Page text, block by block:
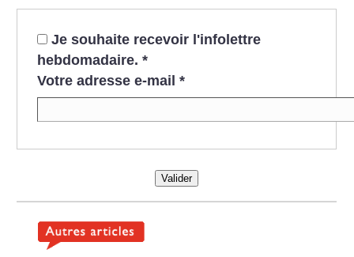
Je souhaite recevoir l'infolettre
hebdomadaire. *
Votre adresse e-mail *
Valider